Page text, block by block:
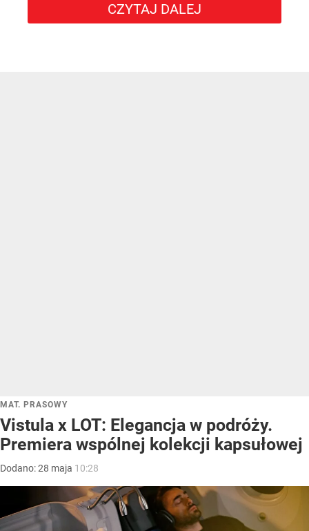
CZYTAJ DALEJ
MAT. PRASOWY
Vistula x LOT: Elegancja w podróży.
Premiera wspólnej kolekcji kapsułowej
Dodano:28 maja 10:28